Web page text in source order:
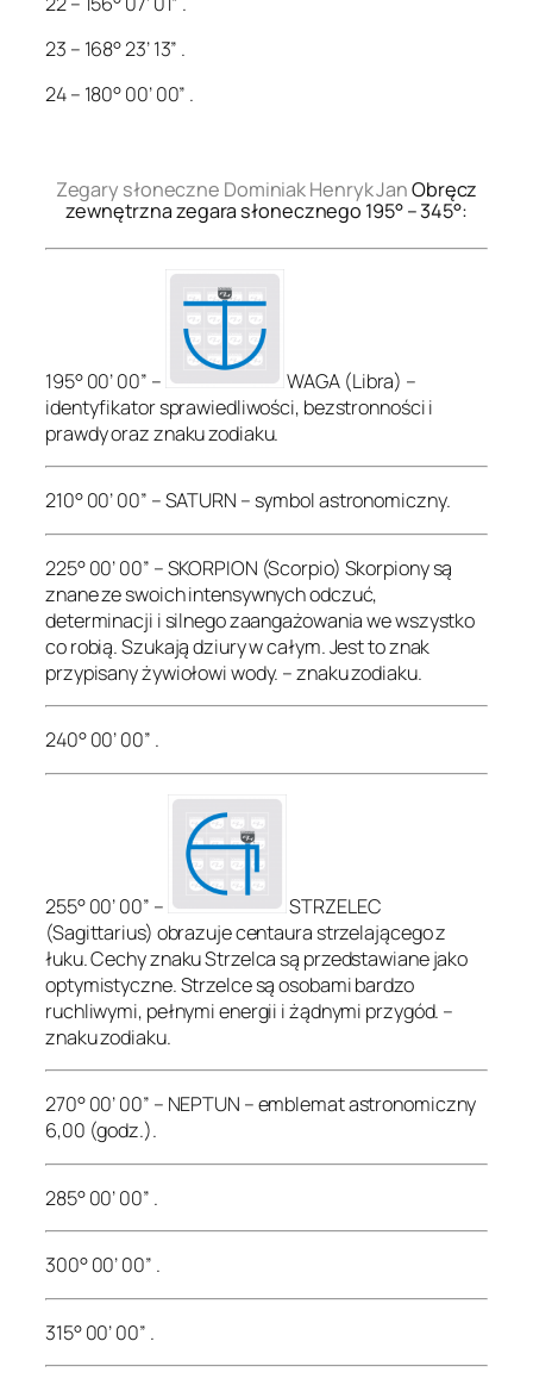
23 – 168° 23’ 13” .
24 – 180° 00’ 00” .
Zegary słoneczne Dominiak Henryk JanObręcz
zewnętrzna zegara słonecznego 195° – 345°:
195° 00’ 00” –
WAGA (Libra) –
identyfikator sprawiedliwości, bezstronności i
prawdy oraz znaku zodiaku.
210° 00’ 00” – SATURN – symbol astronomiczny.
225° 00’ 00” – SKORPION (Scorpio) Skorpiony są
znane ze swoich intensywnych odczuć,
determinacji i silnego zaangażowania we wszystko
co robią. Szukają dziury w całym. Jest to znak
przypisany żywiołowi wody. – znaku zodiaku.
240° 00’ 00” .
255° 00’ 00” –
STRZELEC
(Sagittarius) obrazuje centaura strzelającego z
łuku. Cechy znaku Strzelca są przedstawiane jako
optymistyczne. Strzelce są osobami bardzo
ruchliwymi, pełnymi energii i żądnymi przygód. –
znaku zodiaku.
270° 00’ 00” – NEPTUN – emblemat astronomiczny
6,00 (godz.).
285° 00’ 00” .
300° 00’ 00” .
315° 00’ 00” .